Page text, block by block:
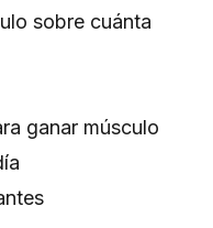
sobre cuánta
ganar músculo